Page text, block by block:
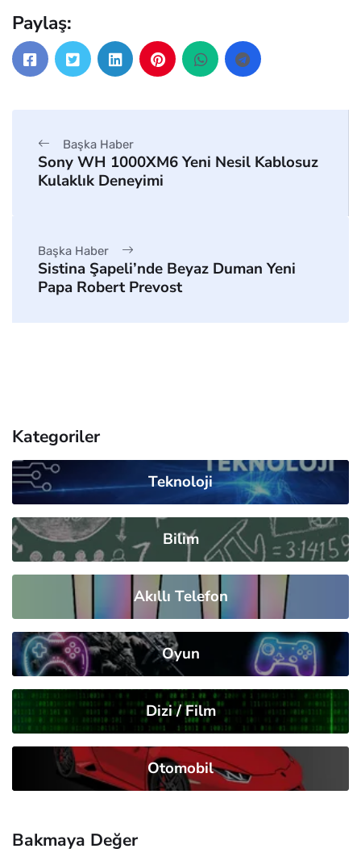
Paylaş:
Başka Haber
Sony WH 1000XM6 Yeni Nesil Kablosuz
Kulaklık Deneyimi
Başka Haber
Sistina Şapeli’nde Beyaz Duman Yeni
Papa Robert Prevost
Kategoriler
Teknoloji
Bilim
Akıllı Telefon
Oyun
Dizi / Film
Otomobil
Bakmaya Değer